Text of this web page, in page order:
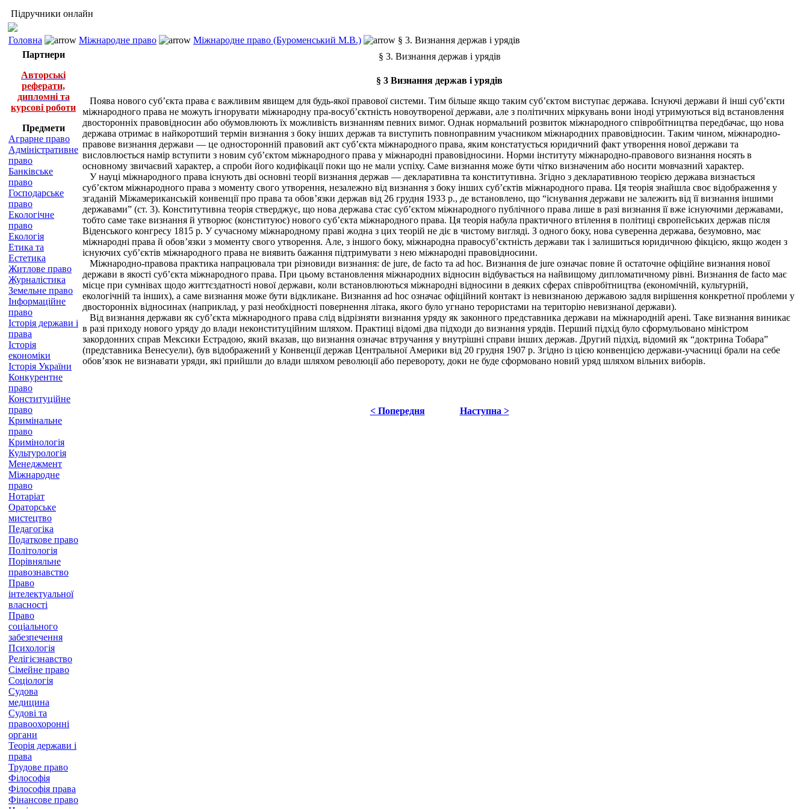
Підручники онлайн
Головна Міжнародне право Міжнародне право (Буроменський М.В.)
§ 3. Визнання держав і урядів
Партнери
Авторські
реферати,
дипломні та
курсові роботи
Предмети
Аграрне право
Адміністративне
право
Банківське
право
Господарське
право
Екологічне
право
Екологія
Етика та
Естетика
Житлове право
Журналістика
Земельне право
Інформаційне
право
Історія держави і
права
Історія
економіки
Історія України
Конкурентне
право
Конституційне
право
Кримінальне
право
Кримінологія
Культурологія
Менеджмент
Міжнародне
право
Нотаріат
Ораторське
мистецтво
Педагогіка
Податкове право
Політологія
Порівняльне
правознавство
Право
інтелектуальної
власності
Право
соціального
забезпечення
Психологія
Релігієзнавство
Сімейне право
Соціологія
Судова
медицина
Судові та
правоохоронні
органи
Теорія держави і
права
Трудове право
Філософія
Філософія права
Фінансове право
§ 3. Визнання держав і урядів
§ 3 Визнання держав і урядів
Поява нового суб’єкта права є важливим явищем для будь-якої правової системи. Тим більше якщо таким суб’єктом виступає держава. Існуючі держави й інші суб’єкти
міжнародного права не можуть ігнорувати міжнародну пра-восуб’єктність новоутвореної держави, але з політичних міркувань вони іноді утримуються від встановлення
двосторонніх правовідносин або обумовлюють їх можливість визнанням певних вимог. Однак нормальний розвиток міжнародного співробітництва передбачає, що нова
держава отримає в найкоротший термін визнання з боку інших держав та виступить повноправним учасником міжнародних правовідносин. Таким чином, міжнародно-
правове визнання держави — це односторонній правовий акт суб’єкта міжнародного права, яким констатується юридичний факт утворення нової держави та
висловлюється намір вступити з новим суб’єктом міжнародного права у міжнародні правовідносини. Норми інституту міжнародно-правового визнання носять в
основному звичаєвий характер, а спроби його кодифікації поки що не мали успіху. Саме визнання може бути чітко визначеним або носити мовчазний характер.
У науці міжнародного права існують дві основні теорії визнання держав — декларативна та конститутивна. Згідно з декларативною теорією держава визнається
суб’єктом міжнародного права з моменту свого утворення, незалежно від визнання з боку інших суб’єктів міжнародного права. Ця теорія знайшла своє відображення у
згаданій Міжамериканській конвенції про права та обов’язки держав від 26 грудня 1933 р., де встановлено, що “існування держави не залежить від її визнання іншими
державами” (ст. 3). Конститутивна теорія стверджує, що нова держава стає суб’єктом міжнародного публічного права лише в разі визнання її вже існуючими державами,
тобто саме таке визнання й утворює (конституює) нового суб’єкта міжнародного права. Ця теорія набула практичного втілення в політиці європейських держав після
Віденського конгресу 1815 р. У сучасному міжнародному праві жодна з цих теорій не діє в чистому вигляді. З одного боку, нова суверенна держава, безумовно, має
міжнародні права й обов’язки з моменту свого утворення. Але, з іншого боку, міжнародна правосуб’єктність держави так і залишиться юридичною фікцією, якщо жоден з
існуючих суб’єктів міжнародного права не виявить бажання підтримувати з нею міжнародні правовідносини.
Міжнародно-правова практика напрацювала три різновиди визнання: de jure, de facto та ad hoc. Визнання de jure означає повне й остаточне офіційне визнання нової
держави в якості суб’єкта міжнародного права. При цьому встановлення міжнародних відносин відбувається на найвищому дипломатичному рівні. Визнання de facto має
місце при сумнівах щодо життєздатності нової держави, коли встановлюються міжнародні відносини в деяких сферах співробітництва (економічній, культурній,
екологічній та інших), а саме визнання може бути відкликане. Визнання ad hoc означає офіційний контакт із невизнаною державою задля вирішення конкретної проблеми у
двосторонніх відносинах (наприклад, у разі необхідності повернення літака, якого було угнано терористами на територію невизнаної держави).
Від визнання держави як суб’єкта міжнародного права слід відрізняти визнання уряду як законного представника держави на міжнародній арені. Таке визнання виникає
в разі приходу нового уряду до влади неконституційним шляхом. Практиці відомі два підходи до визнання урядів. Перший підхід було сформульовано міністром
закордонних справ Мексики Естрадою, який вказав, що визнання означає втручання у внутрішні справи інших держав. Другий підхід, відомий як “доктрина Тобара”
(представника Венесуели), був відображений у Конвенції держав Центральної Америки від 20 грудня 1907 р. Згідно із цією конвенцією держави-учасниці брали на себе
обов’язок не визнавати уряди, які прийшли до влади шляхом революції або перевороту, доки не буде сформовано новий уряд шляхом вільних виборів.
< Попередня Наступна >